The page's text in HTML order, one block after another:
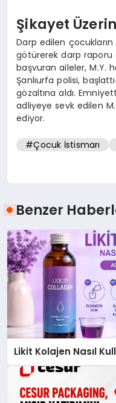
Şikayet
Darp edilen
götürerek darp raporu
başvuran aileler, M.Y.
Şanlıurfa polisi,
gözaltına aldı.
adliyeye sevk edilen
ediyor.
#Çocuk İstismarı
Benzer
Likit Kolajen Nasıl